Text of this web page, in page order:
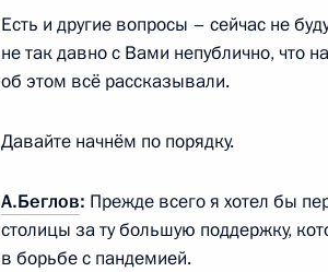
Телефонный разговор с
Макроном
3 марта 2022 года, 15:55
Телефонный разговор с Премьер-
Беннетом
Есть и другие вопросы – сейчас не
не так давно с Вами непублично, что
об этом всё рассказывали.
Давайте начнём по порядку.
А.Беглов: Прежде всего я хотел бы
столицы за ту большую поддержку,
в борьбе с пандемией.